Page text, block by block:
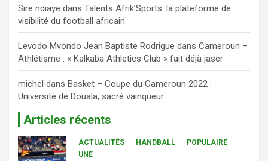
Sire ndiaye dans Talents Afrik’Sports: la plateforme de
visibilité du football africain
Levodo Mvondo Jean Baptiste Rodrigue dans Cameroun –
Athlétisme : « Kalkaba Athletics Club » fait déjà jaser
michel dans Basket – Coupe du Cameroun 2022 :
Université de Douala, sacré vainqueur
Articles récents
ACTUALITÉS HANDBALL
POPULAIRE
UNE